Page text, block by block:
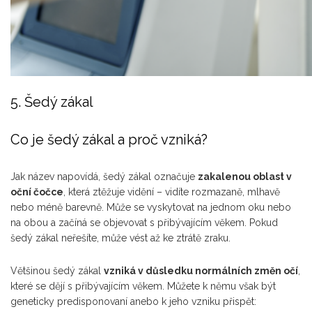
5. Šedý zákal
Co je šedý zákal a proč vzniká?
Jak název napovídá, šedý zákal označuje zakalenou oblast v
oční čočce , která ztěžuje vidění – vidíte rozmazaně, mlhavě
nebo méně barevně. Může se vyskytovat na jednom oku nebo
na obou a začíná se objevovat s přibývajícím věkem. Pokud
šedý zákal neřešíte, může vést až ke ztrátě zraku.
Většinou šedý zákal vzniká v důsledku normálních změn očí
které se dějí s přibývajícím věkem. Můžete k němu však být
geneticky predisponovaní anebo k jeho vzniku přispět: